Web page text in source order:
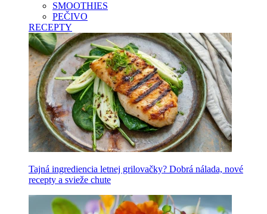
SMOOTHIES
PEČIVO
RECEPTY
Tajná ingrediencia letnej grilovačky? Dobrá nálada, nové
recepty a svieže chute